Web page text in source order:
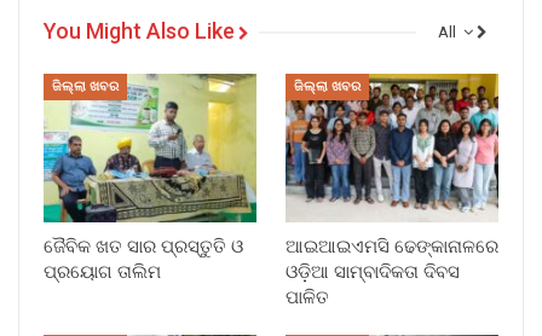
All
You Might Also Like
ଜିଲ୍ଲା ଖବର
ଜୈବିକ ଖତ ସାର ପ୍ରସ୍ତୁତି ଓ
ପ୍ରୟୋଗ ତାଲିମ
ଜିଲ୍ଲା ଖବର
ଆଇଆଇଏମସି ଢେଙ୍କାନାଳରେ
ଓଡ଼ିଆ ସାମ୍ବାଦିକତା ଦିବସ
ପାଳିତ